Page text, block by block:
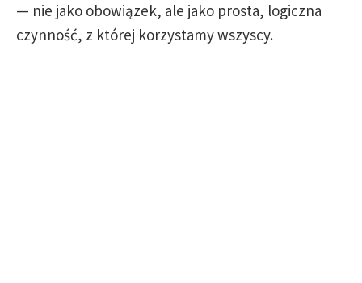
— nie jako obowiązek, ale jako prosta, logiczna
czynność, z której korzystamy wszyscy.